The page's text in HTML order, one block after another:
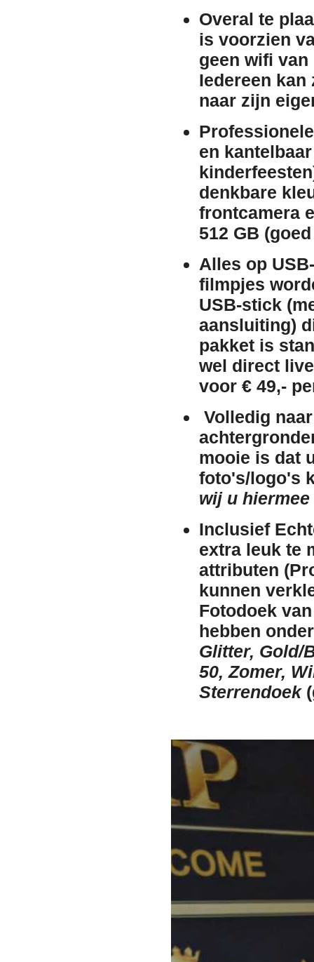
Overal te
is voorzien
geen wifi
Iedereen
naar zijn
en
denkbare
frontcamera
512 GB
Alles op
filmpjes
USB-stick
aansluiting)
pakket is
wel direct
voor € 49,-
Volledig
mooie is dat
foto's/logo's
wij u
Inclusief
extra leuk te
attributen
kunnen
Fotodoek
hebben
Glitter, Gold/
50, Zomer,
Sterrendoek